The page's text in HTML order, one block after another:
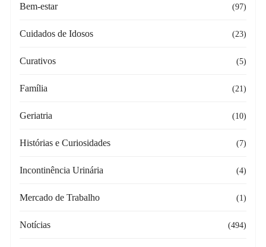
Bem-estar (97)
Cuidados de Idosos (23)
Curativos (5)
Família (21)
Geriatria (10)
Histórias e Curiosidades (7)
Incontinência Urinária (4)
Mercado de Trabalho (1)
Notícias (494)